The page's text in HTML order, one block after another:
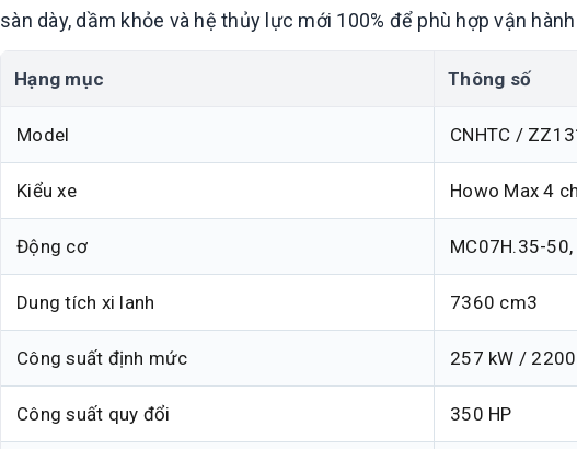
sàn dày, dầm khỏe và hệ thủy lực mới 100% để phù hợp vận
Hạng mục Thông số
Model CNHTC /
Kiểu xe Howo Max 4
Động cơ MC07H.35-50,
Dung tích xi lanh 7360 cm3
Công suất định mức 257 kW /
Công suất quy đổi 350 HP